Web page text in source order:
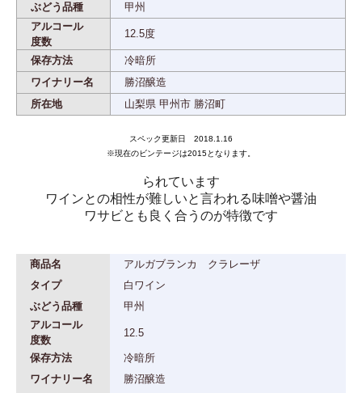
ぶどう品種
甲州
アルコール
度数
12.5度
保存方法
冷暗所
ワイナリー名
勝沼醸造
所在地
山梨県 甲州市 勝沼町
スペック更新日 2018.1.16
※現在のビンテージは2015となります。
られています
ワインとの相性が難しいと言われる味噌や醤油
ワサビとも良く合うのが特徴です
商品名
アルガブランカ クラレーザ
タイプ
白ワイン
ぶどう品種
甲州
アルコール
度数
12.5
保存方法
冷暗所
ワイナリー名
勝沼醸造